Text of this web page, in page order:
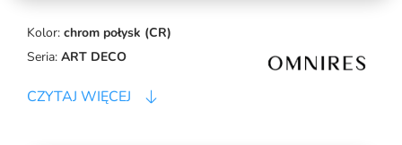
Kolor: chrom połysk (CR)
Seria: ART DECO
CZYTAJ WIĘCEJ